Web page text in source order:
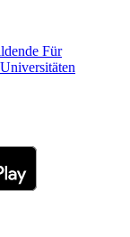
Für